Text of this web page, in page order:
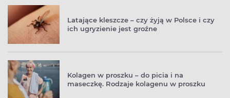
Latające kleszcze – czy żyją w Polsce i czy
ich ugryzienie jest groźne
Kolagen w proszku – do picia i na
maseczkę. Rodzaje kolagenu w proszku